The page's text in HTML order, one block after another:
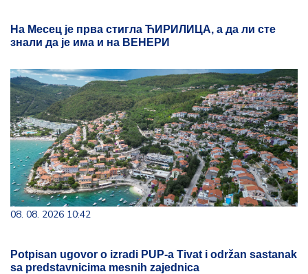
На Месец је прва стигла ЋИРИЛИЦА, а да ли сте
знали да је има и на ВЕНЕРИ
08. 08. 2026 10:42
Potpisan ugovor o izradi PUP-a Tivat i održan sastanak
sa predstavnicima mesnih zajednica